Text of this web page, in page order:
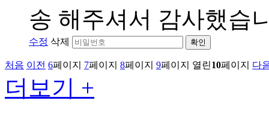
송 해주셔서 감사했습
수정 삭제 확인
처음 이전 6페이지 7페이지 8페이지 9페이지 열린10페이지 다
더보기 +